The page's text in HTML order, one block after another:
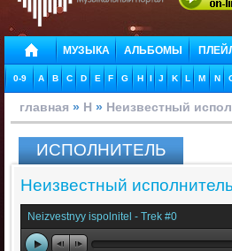
МУЗЫКА АЛЬБОМЫ
0-9 A B C D E F G H I J K L M N
главная » Н » Неизвестный
ИСПОЛНИТЕЛЬ
Неизвестный
Neizvestnyy ispolnitel - Trek #0